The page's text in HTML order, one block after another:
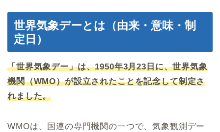
世界気象デーとは（由来・意味・制
定日）
「世界気象デー」は、1950年3月23日に、世界気象
機関（WMO）が設立されたことを記念して制定さ
れました。
WMOは、国連の専門機関の一つで、気象観測デー